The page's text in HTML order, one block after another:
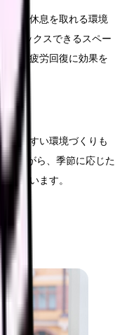
切に休息を取れる環境
ラックスできるスペー
時の疲労回復に効果を
きやすい環境づくりも
れながら、季節に応じた
めています。